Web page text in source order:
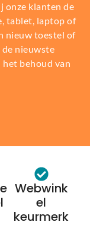
onze klanten de
tablet, laptop of
nieuw toestel of
nieuwste
behoud van
Webwink
el
keurmerk